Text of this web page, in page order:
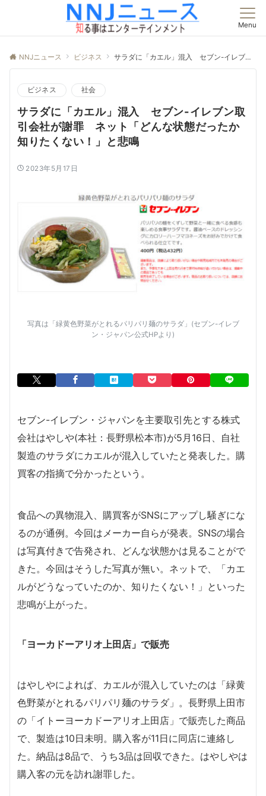
Menu
NNJニュース ビジネス サラダに「カエル」混入 セブン-イレブン取引会社が謝罪 ネット「どんな状態だったか知りたくない！」と悲鳴
ビジネス 社会
サラダに「カエル」混入 セブン-イレブン取
引会社が謝罪 ネット「どんな状態だったか
知りたくない！」と悲鳴
2023年5月17日
写真は「緑黄色野菜がとれるパリパリ麺のサラダ」(セブン-イレブ
ン・ジャパン公式HPより)
セブン-イレブン・ジャパンを主要取引先とする株式
会社はやしや(本社：長野県松本市)が5月16日、自社
製造のサラダにカエルが混入していたと発表した。購
買客の指摘で分かったという。
食品への異物混入、購買客がSNSにアップし騒ぎにな
るのが通例。今回はメーカー自らが発表。SNSの場合
は写真付きで告発され、どんな状態かは見ることがで
きた。今回はそうした写真が無い。ネットで、「カエ
ルがどうなっていたのか、知りたくない！」といった
悲鳴が上がった。
「ヨーカドーアリオ上田店」で販売
はやしやによれば、カエルが混入していたのは「緑黄
色野菜がとれるパリパリ麺のサラダ」。長野県上田市
の「イトーヨーカドーアリオ上田店」で販売した商品
で、製造は10日未明。購入客が11日に同店に連絡し
た。納品は8品で、うち3品は回収できた。はやしやは
購入客の元を訪れ謝罪した。